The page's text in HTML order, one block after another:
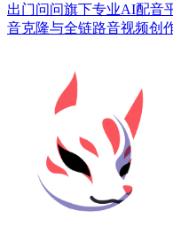
出门问问旗下专业AI配音
音克隆与全链路音视频创